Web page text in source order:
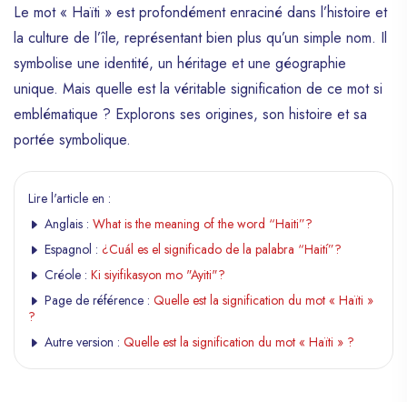
Le mot « Haïti » est profondément enraciné dans l’histoire et
la culture de l’île, représentant bien plus qu’un simple nom. Il
symbolise une identité, un héritage et une géographie
unique. Mais quelle est la véritable signification de ce mot si
emblématique ? Explorons ses origines, son histoire et sa
portée symbolique.
Lire l'article en :
Anglais : What is the meaning of the word “Haiti”?
Espagnol : ¿Cuál es el significado de la palabra “Haití”?
Créole : Ki siyifikasyon mo "Ayiti"?
Page de référence : Quelle est la signification du mot « Haïti »
?
Autre version : Quelle est la signification du mot « Haïti » ?